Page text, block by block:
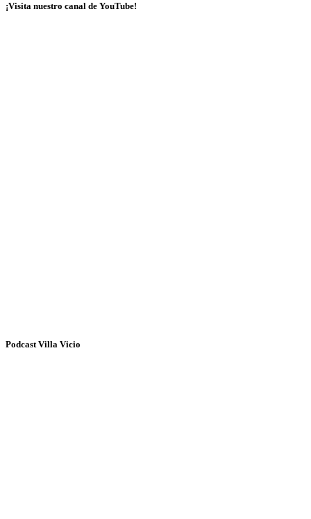
¡Visita nuestro canal de YouTube!
Podcast Villa Vicio